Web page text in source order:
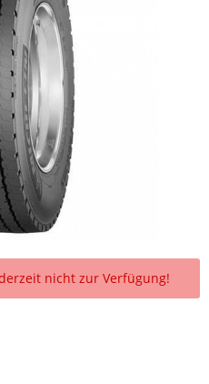
nicht zur Verfügung!